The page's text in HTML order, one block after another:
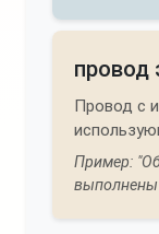
провод
Провод с
Пример:
выполнены